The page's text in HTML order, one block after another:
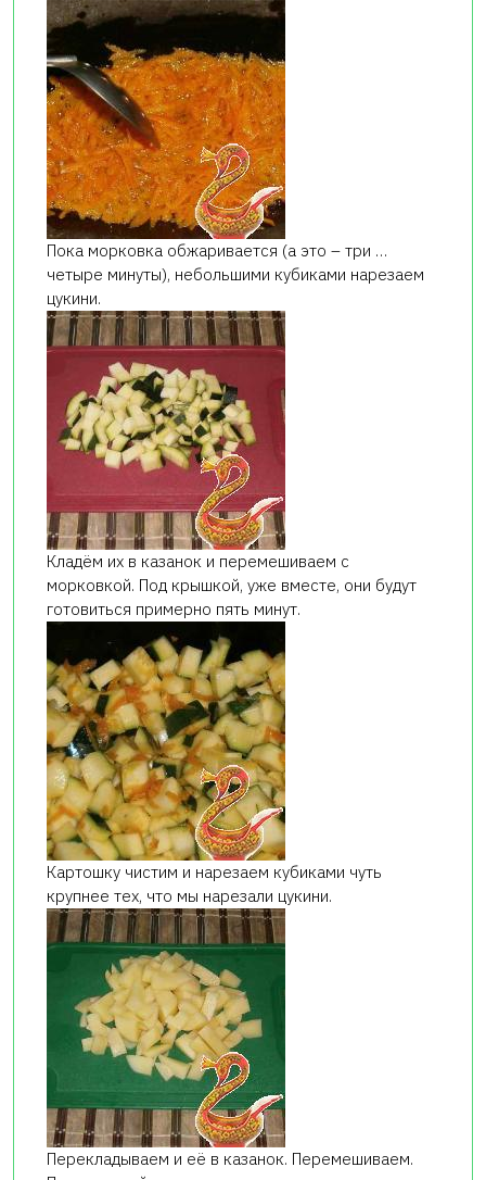
Пока морковка обжаривается (а это – три …
четыре минуты), небольшими кубиками нарезаем
цукини.
Кладём их в казанок и перемешиваем с
морковкой. Под крышкой, уже вместе, они будут
готовиться примерно пять минут.
Картошку чистим и нарезаем кубиками чуть
крупнее тех, что мы нарезали цукини.
Перекладываем и её в казанок. Перемешиваем.